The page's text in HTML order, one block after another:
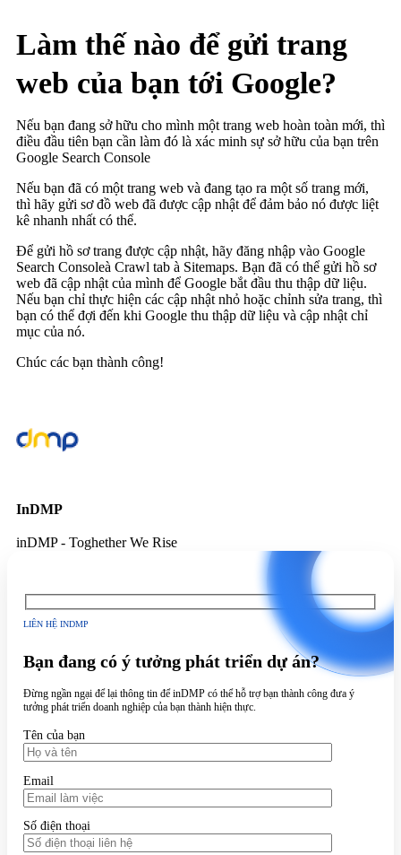
Làm thế nào để gửi trang
web của bạn tới Google?
Nếu bạn đang sở hữu cho mình một trang web hoàn toàn mới, thì
điều đầu tiên bạn cần làm đó là xác minh sự sở hữu của bạn trên
Google Search Console
Nếu bạn đã có một trang web và đang tạo ra một số trang mới,
thì hãy gửi sơ đồ web đã được cập nhật để đảm bảo nó được liệt
kê nhanh nhất có thể.
Để gửi hồ sơ trang được cập nhật, hãy đăng nhập vào Google
Search Consoleà Crawl tab à Sitemaps. Bạn đã có thể gửi hồ sơ
web đã cập nhật của mình để Google bắt đầu thu thập dữ liệu.
Nếu bạn chỉ thực hiện các cập nhật nhỏ hoặc chỉnh sửa trang, thì
bạn có thể đợi đến khi Google thu thập dữ liệu và cập nhật chỉ
mục của nó.
Chúc các bạn thành công!
InDMP
inDMP - Toghether We Rise
LIÊN HỆ INDMP
Bạn đang có ý tưởng phát triển dự án?
Đừng ngần ngại để lại thông tin để inDMP có thể hỗ trợ bạn thành công đưa ý
tưởng phát triển doanh nghiệp của bạn thành hiện thực.
Tên của bạn
Email
Số điện thoại